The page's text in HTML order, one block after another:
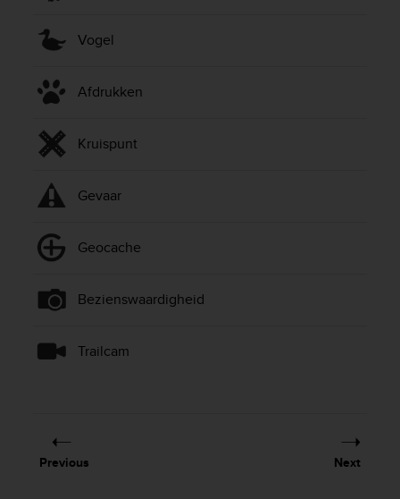
Vogel
Afdrukken
Kruispunt
Gevaar
Geocache
Bezienswaardigheid
Trailcam
Previous Next